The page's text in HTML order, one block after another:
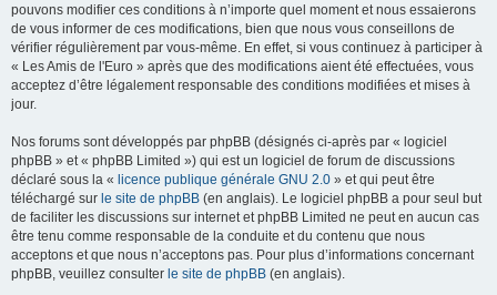
pouvons modifier ces conditions à n’importe quel moment et nous essaierons
de vous informer de ces modifications, bien que nous vous conseillons de
vérifier régulièrement par vous-même. En effet, si vous continuez à participer à
« Les Amis de l'Euro » après que des modifications aient été effectuées, vous
acceptez d’être légalement responsable des conditions modifiées et mises à
jour.
Nos forums sont développés par phpBB (désignés ci-après par « logiciel
phpBB » et « phpBB Limited ») qui est un logiciel de forum de discussions
déclaré sous la « licence publique générale GNU 2.0 » et qui peut être
téléchargé sur le site de phpBB (en anglais). Le logiciel phpBB a pour seul but
de faciliter les discussions sur internet et phpBB Limited ne peut en aucun cas
être tenu comme responsable de la conduite et du contenu que nous
acceptons et que nous n’acceptons pas. Pour plus d’informations concernant
phpBB, veuillez consulter le site de phpBB (en anglais).